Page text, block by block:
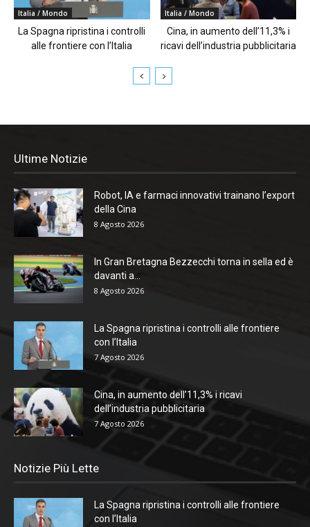
Italia / Mondo
La Spagna ripristina i controlli
alle frontiere con l’Italia
Italia / Mondo
Cina, in aumento dell’11,3% i
ricavi dell’industria pubblicitaria
Ultime Notizie
Robot, IA e farmaci innovativi trainano l’export
della Cina
8 Agosto 2026
In Gran Bretagna Bezzecchi torna in sella ed è
davanti a...
8 Agosto 2026
La Spagna ripristina i controlli alle frontiere
con l’Italia
7 Agosto 2026
Cina, in aumento dell’11,3% i ricavi
dell’industria pubblicitaria
7 Agosto 2026
Notizie Più Lette
La Spagna ripristina i controlli alle frontiere
con l’Italia